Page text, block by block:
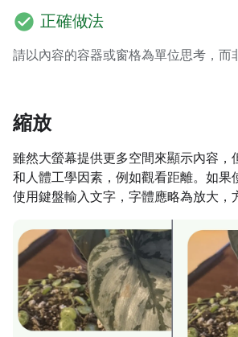
check_circle 正確做法
請以內容的容器或窗格為單位思考，而
縮放
雖然大螢幕提供更多空間來顯示內容，
和人體工學因素，例如觀看距離。如果
使用鍵盤輸入文字，字體應略為放大，